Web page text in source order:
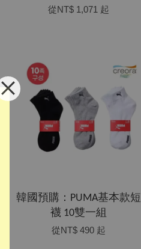
從NT$ 1,071 起
韓國預購：PUMA基本款短
襪 10雙一組
從NT$ 490 起